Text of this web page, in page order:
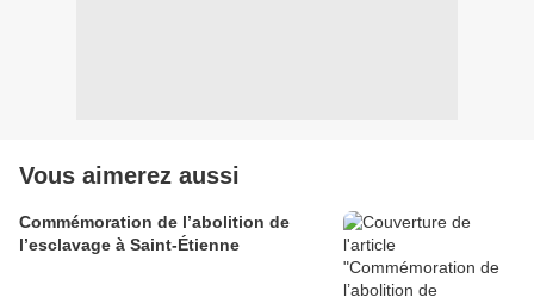
Vous aimerez aussi
Commémoration de l’abolition de
l’esclavage à Saint-Étienne